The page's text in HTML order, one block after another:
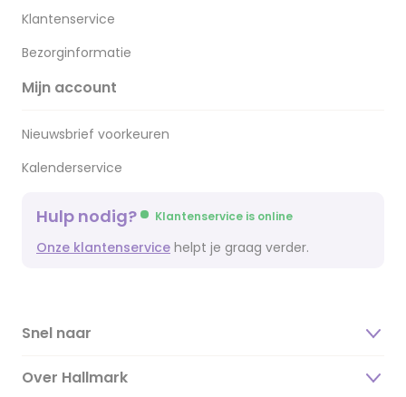
Klantenservice
Bezorginformatie
Mijn account
Nieuwsbrief voorkeuren
Kalenderservice
Hulp nodig? Klantenservice is online
Onze klantenservice helpt je graag verder.
Snel naar
Over Hallmark